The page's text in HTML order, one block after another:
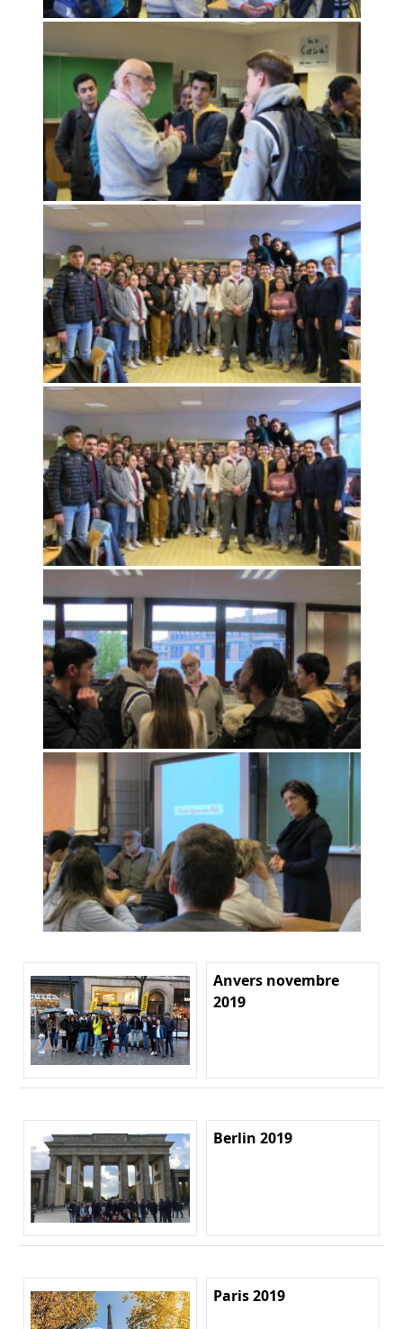
Anvers novembre
2019
Berlin 2019
Paris 2019